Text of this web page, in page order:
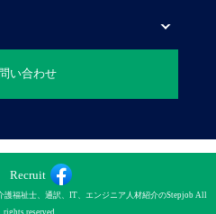
い合わせ
Recruit
福祉士、通訳、IT、エンジニア人材紹介のStepjob All